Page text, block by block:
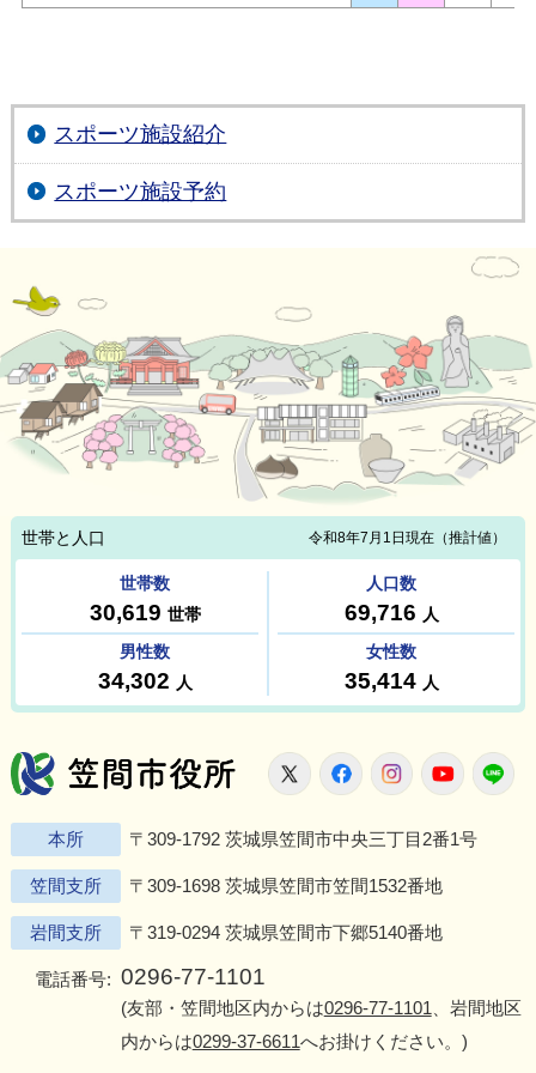
スポーツ施設紹介
スポーツ施設予約
笠間市役所
X FacebookInstagram
本所 〒309-1792 茨城県笠間市中央三丁目2番1号
笠間支所 〒309-1698 茨城県笠間市笠間1532番地
岩間支所 〒319-0294 茨城県笠間市下郷5140番地
電話番号: 0296-77-1101
(友部・笠間地区内からは0296-77-1101 、岩間地区
内からは0299-37-6611へお掛けください。)